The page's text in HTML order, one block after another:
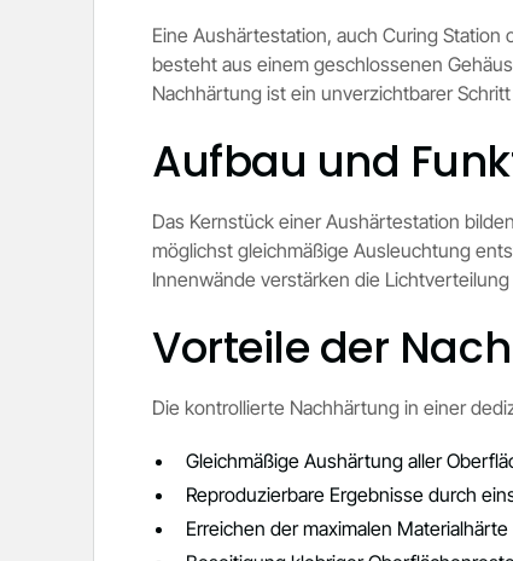
Eine Aushärtestation, auch Curing
besteht aus einem geschlossenen
Nachhärtung ist ein unverzichtbarer
Aufbau und
Das Kernstück einer Aushärtestation
möglichst gleichmäßige Ausleuchtung
Innenwände verstärken die
Vorteile der
Die kontrollierte Nachhärtung in einer
Gleichmäßige Aushärtung aller
Reproduzierbare Ergebnisse durch
Erreichen der maximalen Materialhärte